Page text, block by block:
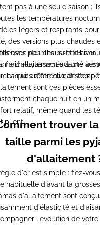
pas à une seule saison :
les températures
légers et respirants
des versions plus chaudes
pour les nuits d'hiver
d'allaitement adapté à
chaque préférence de
avec des chaussettes
fraîches, associés à une
les nuits d'été climatisées :
sont ces pièces
chaque nuit en un
relatif, même quand les
trouver
taille parmi les
d'allaitement
règle d'or est simple : fiez-
habituelle d'avant la
d'allaitement sont
d'élasticité et
l'évolution de